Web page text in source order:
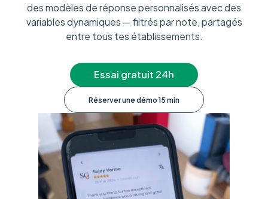
des modèles de réponse personnalisés avec des
variables dynamiques — filtrés par note, partagés
entre tous tes établissements.
Essai gratuit 24h
Réserver une démo 15 min